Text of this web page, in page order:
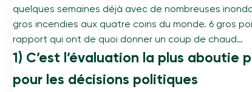
quelques semaines déjà avec de nombreuses
gros incendies aux quatre coins du monde. 6 gros
rapport qui ont de quoi donner un coup de chaud…
1) C’est l’évaluation la plus aboutie
pour les décisions politiques